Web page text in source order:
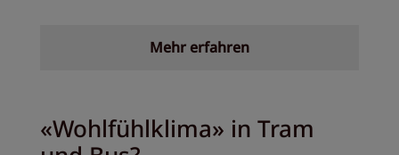
Mehr erfahren
«Wohlfühlklima» in Tram